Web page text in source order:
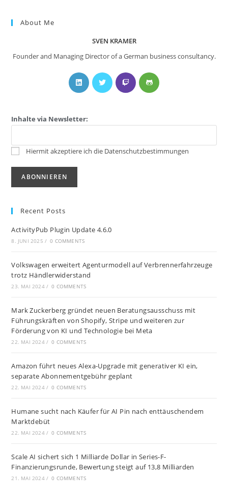
About Me
SVEN KRAMER
Founder and Managing Director of a German business consultancy.
Inhalte via Newsletter:
Hiermit akzeptiere ich die Datenschutzbestimmungen
Recent Posts
ActivityPub Plugin Update 4.6.0
8. JUNI 2025 / 0 COMMENTS
Volkswagen erweitert Agenturmodell auf Verbrennerfahrzeuge
trotz Händlerwiderstand
23. MAI 2024 / 0 COMMENTS
Mark Zuckerberg gründet neuen Beratungsausschuss mit
Führungskräften von Shopify, Stripe und weiteren zur
Förderung von KI und Technologie bei Meta
22. MAI 2024 / 0 COMMENTS
Amazon führt neues Alexa-Upgrade mit generativer KI ein,
separate Abonnementgebühr geplant
22. MAI 2024 / 0 COMMENTS
Humane sucht nach Käufer für AI Pin nach enttäuschendem
Marktdebüt
22. MAI 2024 / 0 COMMENTS
Scale AI sichert sich 1 Milliarde Dollar in Series-F-
Finanzierungsrunde, Bewertung steigt auf 13,8 Milliarden
21. MAI 2024 / 0 COMMENTS